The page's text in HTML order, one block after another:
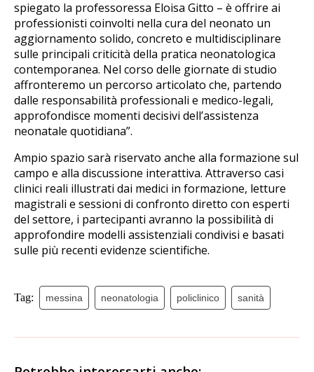
spiegato la professoressa Eloisa Gitto – è offrire ai
professionisti coinvolti nella cura del neonato un
aggiornamento solido, concreto e multidisciplinare
sulle principali criticità della pratica neonatologica
contemporanea. Nel corso delle giornate di studio
affronteremo un percorso articolato che, partendo
dalle responsabilità professionali e medico-legali,
approfondisce momenti decisivi dell’assistenza
neonatale quotidiana”.
Ampio spazio sarà riservato anche alla formazione sul
campo e alla discussione interattiva. Attraverso casi
clinici reali illustrati dai medici in formazione, letture
magistrali e sessioni di confronto diretto con esperti
del settore, i partecipanti avranno la possibilità di
approfondire modelli assistenziali condivisi e basati
sulle più recenti evidenze scientifiche.
Tag: messina neonatologia policlinico sanità